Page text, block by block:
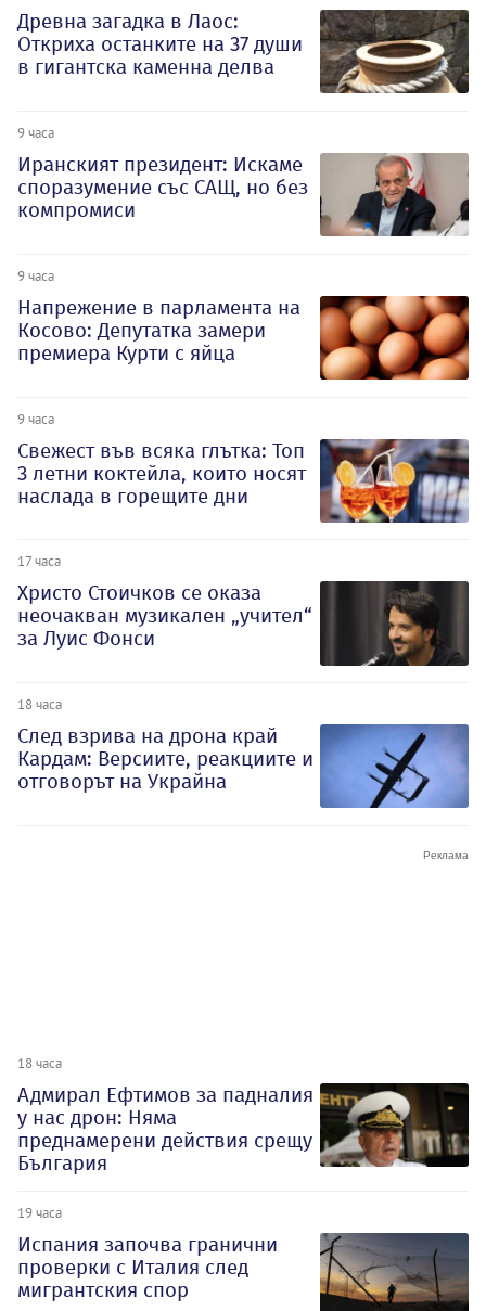
Древна загадка в Лаос:
Откриха останките на 37 души
в гигантска каменна делва
9 часа
Иранският президент: Искаме
споразумение със САЩ, но без
компромиси
9 часа
Напрежение в парламента на
Косово: Депутатка замери
премиера Курти с яйца
9 часа
Свежест във всяка глътка: Топ
3 летни коктейла, които носят
наслада в горещите дни
17 часа
Христо Стоичков се оказа
неочакван музикален „учител“
за Луис Фонси
18 часа
След взрива на дрона край
Кардам: Версиите, реакциите и
отговорът на Украйна
18 часа
Адмирал Ефтимов за падналия
у нас дрон: Няма
преднамерени действия срещу
България
19 часа
Испания започва гранични
проверки с Италия след
мигрантския спор